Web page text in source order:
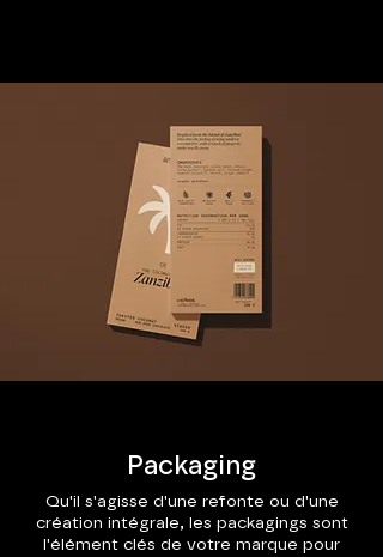
Packaging
Qu'il s'agisse d'une refonte ou d'une
création intégrale, les packagings sont
l'élément clés de votre marque pour